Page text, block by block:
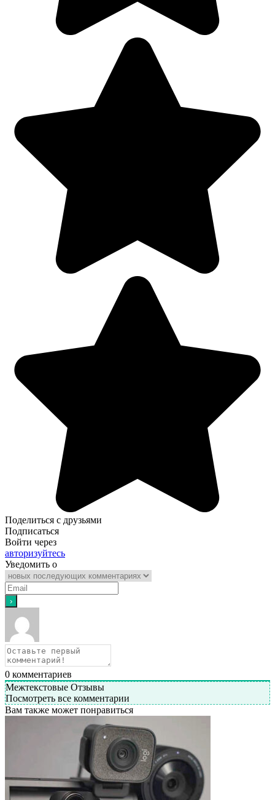
Поделиться с друзьями
Подписаться
Войти через
авторизуйтесь
Уведомить о
0 комментариев
Межтекстовые Отзывы
Посмотреть все комментарии
Вам также может понравиться